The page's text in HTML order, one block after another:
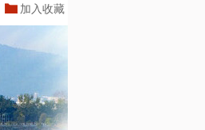
加入收藏